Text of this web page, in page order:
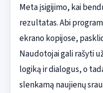
Meta įsigijimo, kai
rezultatas. Abi
ekrano kopijose,
Naudotojai gali rašyti
logiką ir dialogus, o
slenkamą naujienų